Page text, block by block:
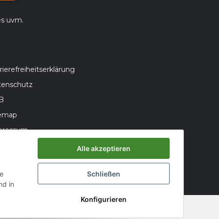
uvm.
in
Alle akzeptieren
Schließen
Konfigurieren